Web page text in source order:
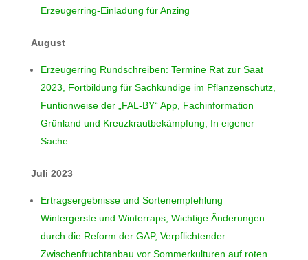
Erzeugerring-Einladung für Anzing
August
Erzeugerring Rundschreiben: Termine Rat zur Saat
2023, Fortbildung für Sachkundige im Pflanzenschutz,
Funtionweise der „FAL-BY“ App, Fachinformation
Grünland und Kreuzkrautbekämpfung, In eigener
Sache
Juli 2023
Ertragsergebnisse und Sortenempfehlung
Wintergerste und Winterraps, Wichtige Änderungen
durch die Reform der GAP, Verpflichtender
Zwischenfruchtanbau vor Sommerkulturen auf roten